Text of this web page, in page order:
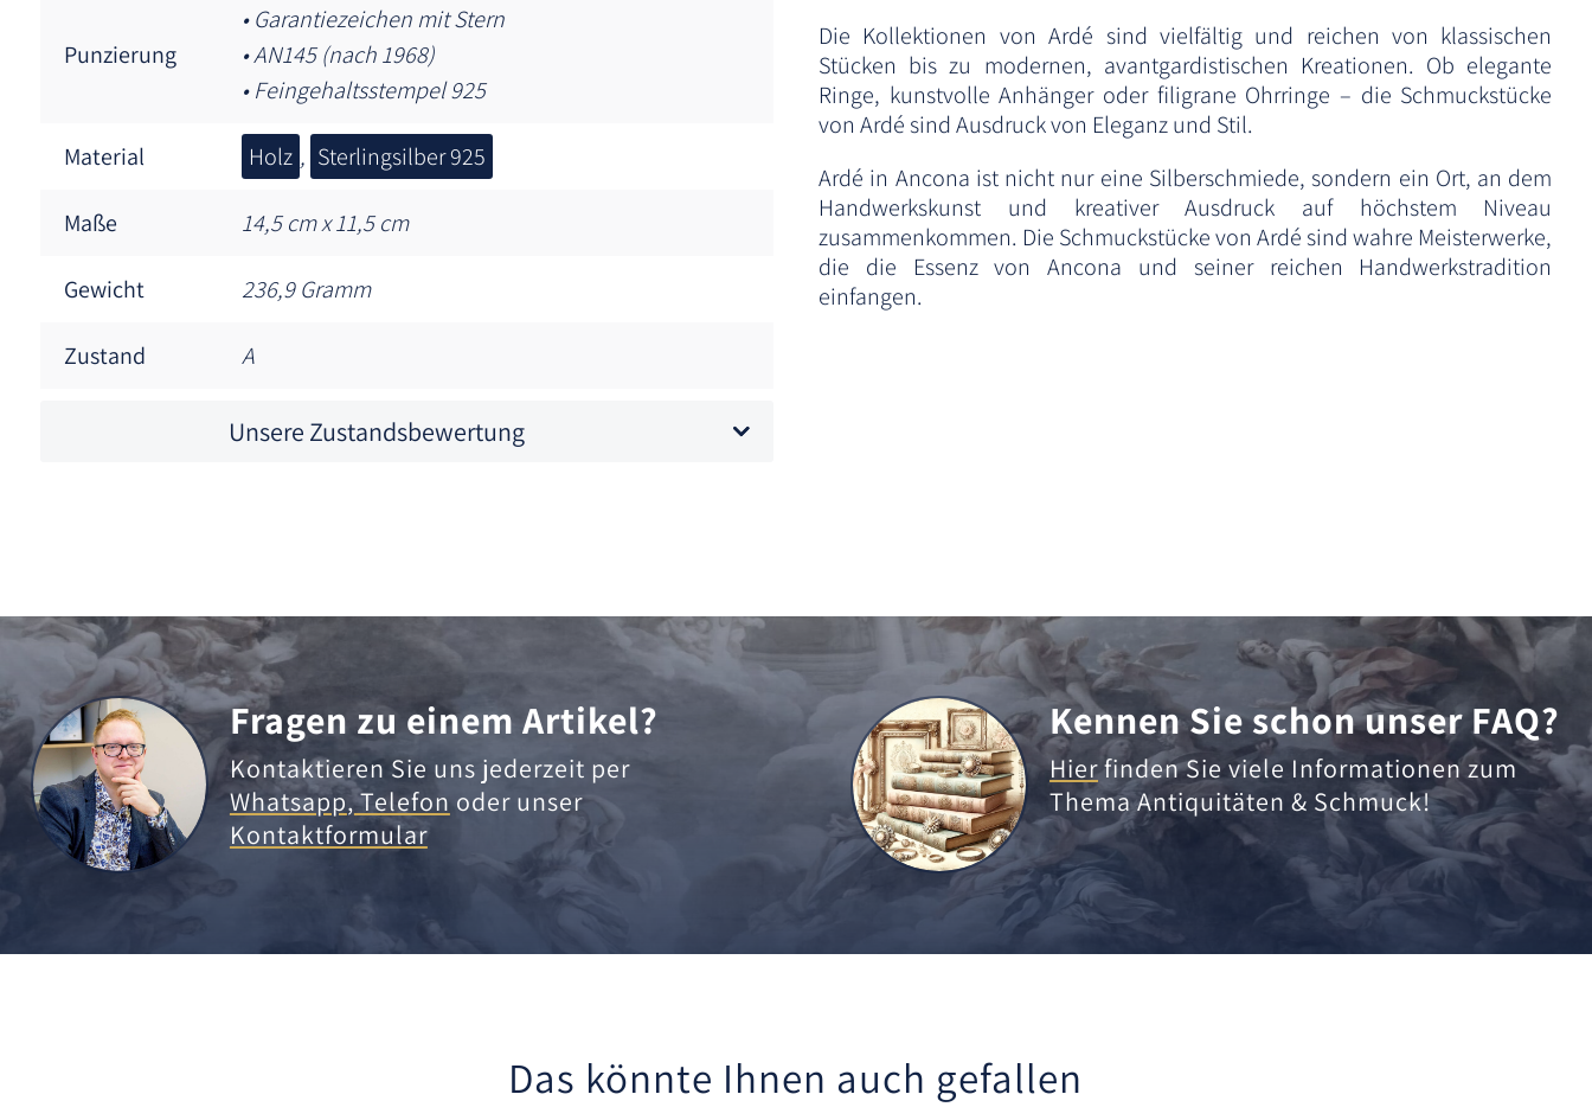
Punzierung
• Garantiezeichen mit Stern
• AN145 (nach 1968)
• Feingehaltsstempel 925
Material Holz , Sterlingsilber 925
Maße 14,5 cm x 11,5 cm
Gewicht 236,9 Gramm
Zustand A
Unsere Zustandsbewertung
Die Kollektionen von Ardé sind vielfältig und reichen von klassischen
Stücken bis zu modernen, avantgardistischen Kreationen. Ob elegante
Ringe, kunstvolle Anhänger oder filigrane Ohrringe – die Schmuckstücke
von Ardé sind Ausdruck von Eleganz und Stil.
Ardé in Ancona ist nicht nur eine Silberschmiede, sondern ein Ort, an dem
Handwerkskunst und kreativer Ausdruck auf höchstem Niveau
zusammenkommen. Die Schmuckstücke von Ardé sind wahre Meisterwerke,
die die Essenz von Ancona und seiner reichen Handwerkstradition
einfangen.
Fragen zu einem Artikel?
Kontaktieren Sie uns jederzeit per
Whatsapp,Telefonoder unser
Kontaktformular
Kennen Sie schon unser FAQ?
Hierfinden Sie viele Informationen zum
Thema Antiquitäten & Schmuck!
Das könnte Ihnen auch gefallen